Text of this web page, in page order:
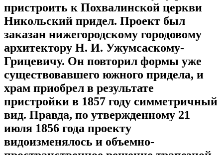
пристроить к Похвалинской церкви
Никольский придел. Проект был
заказан нижегородскому городовому
архитектору Н. И. Ужумсаскому-
Грицевичу. Он повторил формы уже
существовавшего южного придела, и
храм приобрел в результате
пристройки в 1857 году симметричный
вид. Правда, по утвержденному 21
июля 1856 года проекту
видоизменялось и объемно-